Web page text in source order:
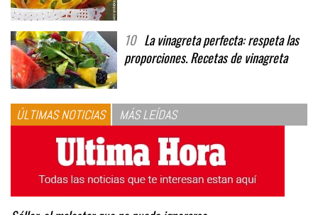
10 La vinagreta perfecta: respeta las
proporciones. Recetas de vinagreta
ÚLTIMAS NOTICIAS MÁS LEÍDAS